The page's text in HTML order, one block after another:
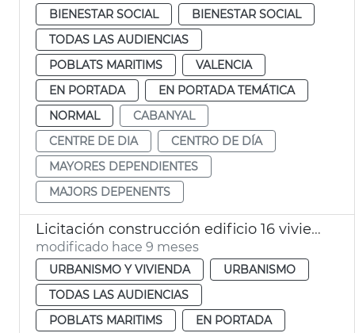
BIENESTAR SOCIAL
BIENESTAR SOCIAL
TODAS LAS AUDIENCIAS
POBLATS MARITIMS
VALENCIA
EN PORTADA
EN PORTADA TEMÁTICA
NORMAL
CABANYAL
CENTRE DE DIA
CENTRO DE DÍA
MAYORES DEPENDIENTES
MAJORS DEPENENTS
Licitación construcción edificio 16 viviendas sociales el Cabanyal
modificado hace 9 meses
URBANISMO Y VIVIENDA
URBANISMO
TODAS LAS AUDIENCIAS
POBLATS MARITIMS
EN PORTADA